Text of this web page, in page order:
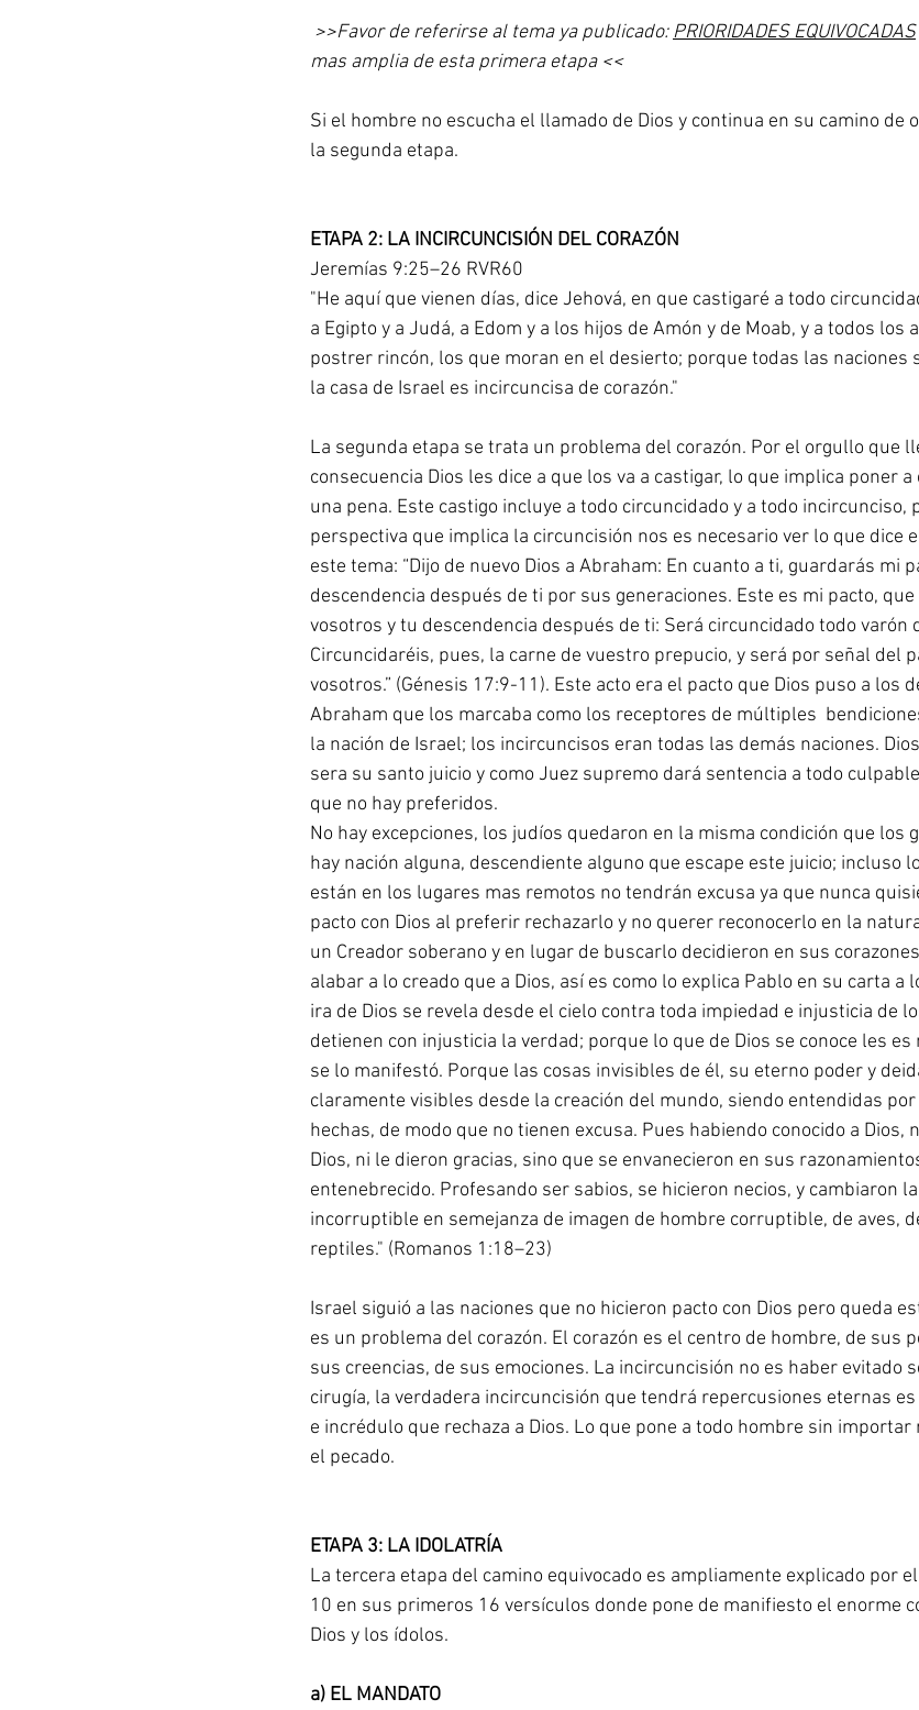
>>Favor de referirse al tema ya publicado: PRIORIDADES EQUIVOCADAS
mas amplia de esta primera etapa <<
Si el hombre no escucha el llamado de Dios y continua en su camino de
la segunda etapa.
ETAPA 2: LA INCIRCUNCISIÓN DEL CORAZÓN
Jeremías 9:25–26 RVR60
"He aquí que vienen días, dice Jehová, en que castigaré a todo
a Egipto y a Judá, a Edom y a los hijos de Amón y de Moab, y a todos los
postrer rincón, los que moran en el desierto; porque todas las naciones
la casa de Israel es incircuncisa de corazón."
La segunda etapa se trata un problema del corazón. Por el orgullo que
consecuencia Dios les dice a que los va a castigar, lo que implica poner
una pena. Este castigo incluye a todo circuncidado y a todo incircunciso,
perspectiva que implica la circuncisión nos es necesario ver lo que dice
este tema: “Dijo de nuevo Dios a Abraham: En cuanto a ti, guardarás mi
descendencia después de ti por sus generaciones. Este es mi pacto,
vosotros y tu descendencia después de ti: Será circuncidado todo varón
Circuncidaréis, pues, la carne de vuestro prepucio, y será por señal del
vosotros.” (Génesis 17:9-11). Este acto era el pacto que Dios puso a los
Abraham que los marcaba como los receptores de múltiples
la nación de Israel; los incircuncisos eran todas las demás naciones.
sera su santo juicio y como Juez supremo dará sentencia a todo
que no hay preferidos.
No hay excepciones, los judíos quedaron en la misma condición que los
hay nación alguna, descendiente alguno que escape este juicio; incluso
están en los lugares mas remotos no tendrán excusa ya que nunca
pacto con Dios al preferir rechazarlo y no querer reconocerlo en la
un Creador soberano y en lugar de buscarlo decidieron en sus
alabar a lo creado que a Dios, así es como lo explica Pablo en su carta a
ira de Dios se revela desde el cielo contra toda impiedad e injusticia de
detienen con injusticia la verdad; porque lo que de Dios se conoce les
se lo manifestó. Porque las cosas invisibles de él, su eterno poder y
claramente visibles desde la creación del mundo, siendo entendidas
hechas, de modo que no tienen excusa. Pues habiendo conocido a Dios,
Dios, ni le dieron gracias, sino que se envanecieron en sus
entenebrecido. Profesando ser sabios, se hicieron necios, y cambiaron
incorruptible en semejanza de imagen de hombre corruptible, de aves,
reptiles." (Romanos 1:18–23)
Israel siguió a las naciones que no hicieron pacto con Dios pero queda
es un problema del corazón. El corazón es el centro de hombre, de sus
sus creencias, de sus emociones. La incircuncisión no es haber evitado
cirugía, la verdadera incircuncisión que tendrá repercusiones eternas
e incrédulo que rechaza a Dios. Lo que pone a todo hombre sin importar
el pecado.
ETAPA 3: LA IDOLATRÍA
La tercera etapa del camino equivocado es ampliamente explicado por
10 en sus primeros 16 versículos donde pone de manifiesto el enorme
Dios y los ídolos.
a) EL MANDATO